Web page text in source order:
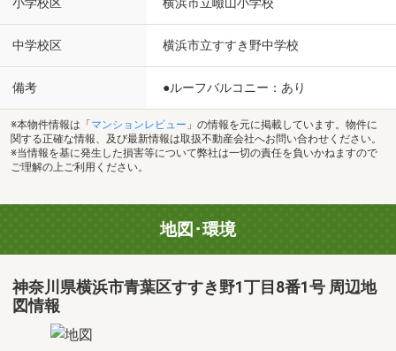
小学校区
中学校区 横浜市立すすき野中学校
備考 ●ルーフバルコニー：あり
※本物件情報は「 マンションレビュー 」の情報を元に掲載しています。物件に
関する正確な情報、及び最新情報は取扱不動産会社へお問い合わせください。
※当情報を基に発生した損害等について弊社は一切の責任を負いかねますので
ご理解の上ご利用ください。
地図･環境
神奈川県横浜市青葉区すすき野1丁目8番1号 周辺地
図情報